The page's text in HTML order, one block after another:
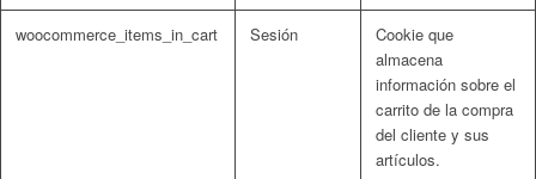
woocommerce_items_in_cart Sesión
Cookie que
almacena
información sobre el
carrito de la compra
del cliente y sus
artículos.